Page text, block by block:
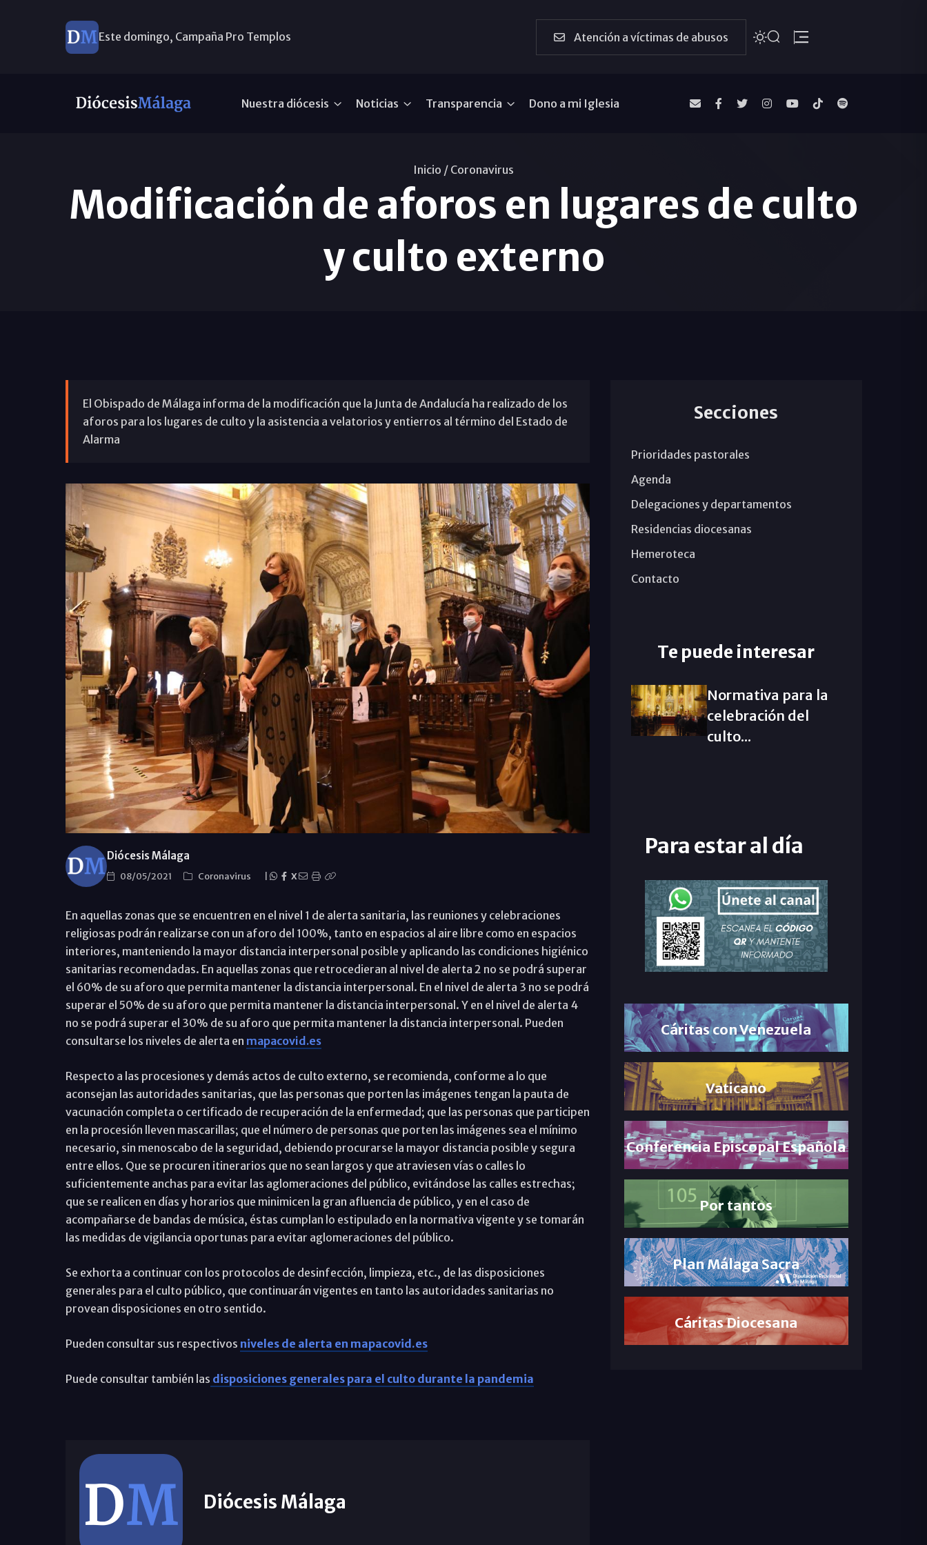
Este domingo, Campaña Pro Templos Atención a víctimas de abusos
Nuestra diócesis Noticias Transparencia Dono a mi Iglesia
Inicio / Coronavirus
Modificación de aforos en lugares de culto
y culto externo
El Obispado de Málaga informa de la modificación que la Junta de Andalucía ha realizado de los
aforos para los lugares de culto y la asistencia a velatorios y entierros al término del Estado de
Alarma
Diócesis Málaga
08/05/2021 Coronavirus X
En aquellas zonas que se encuentren en el nivel 1 de alerta sanitaria, las reuniones y celebraciones
religiosas podrán realizarse con un aforo del 100%, tanto en espacios al aire libre como en espacios
interiores, manteniendo la mayor distancia interpersonal posible y aplicando las condiciones higiénico
sanitarias recomendadas. En aquellas zonas que retrocedieran al nivel de alerta 2 no se podrá superar
el 60% de su aforo que permita mantener la distancia interpersonal. En el nivel de alerta 3 no se podrá
superar el 50% de su aforo que permita mantener la distancia interpersonal. Y en el nivel de alerta 4
no se podrá superar el 30% de su aforo que permita mantener la distancia interpersonal. Pueden
consultarse los niveles de alerta en mapacovid.es
Respecto a las procesiones y demás actos de culto externo, se recomienda, conforme a lo que
aconsejan las autoridades sanitarias, que las personas que porten las imágenes tengan la pauta de
vacunación completa o certificado de recuperación de la enfermedad; que las personas que participen
en la procesión lleven mascarillas; que el número de personas que porten las imágenes sea el mínimo
necesario, sin menoscabo de la seguridad, debiendo procurarse la mayor distancia posible y segura
entre ellos. Que se procuren itinerarios que no sean largos y que atraviesen vías o calles lo
suficientemente anchas para evitar las aglomeraciones del público, evitándose las calles estrechas;
que se realicen en días y horarios que minimicen la gran afluencia de público, y en el caso de
acompañarse de bandas de música, éstas cumplan lo estipulado en la normativa vigente y se tomarán
las medidas de vigilancia oportunas para evitar aglomeraciones del público.
Se exhorta a continuar con los protocolos de desinfección, limpieza, etc., de las disposiciones
generales para el culto público, que continuarán vigentes en tanto las autoridades sanitarias no
provean disposiciones en otro sentido.
Pueden consultar sus respectivos niveles de alerta en mapacovid.es
Puede consultar también las disposiciones generales para el culto durante la pandemia
Diócesis Málaga
Secciones
Prioridades pastorales
Agenda
Delegaciones y departamentos
Residencias diocesanas
Hemeroteca
Contacto
Te puede interesar
Normativa para la
celebración del
culto...
Para estar al día
Cáritas con Venezuela
Vaticano
Conferencia Episcopal Española
Por tantos
Plan Málaga Sacra
Cáritas Diocesana